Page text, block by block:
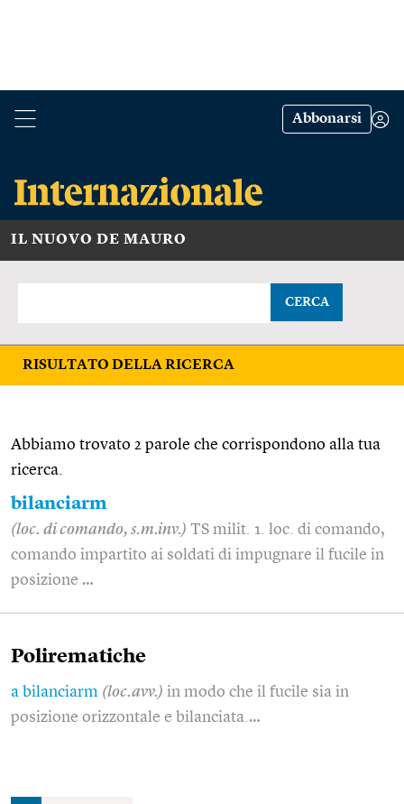
Abbonarsi
IL NUOVO DE MAURO
CERCA
RISULTATO DELLA RICERCA
Abbiamo trovato 2 parole che corrispondono alla tua
ricerca.
bilanciarm
(loc. di comando, s.m.inv.) TS milit. 1. loc. di comando,
comando impartito ai soldati di impugnare il fucile in
posizione …
Polirematiche
a bilanciarm (loc.avv.) in modo che il fucile sia in
posizione orizzontale e bilanciata.…